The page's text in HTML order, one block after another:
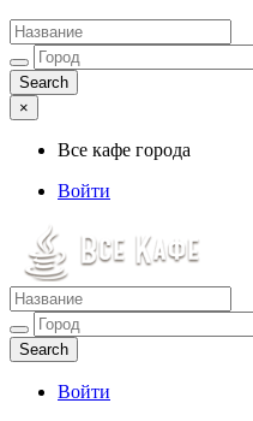
×
Все кафе города
Войти
Все кафе города
Каталог хороших кафе
Войти